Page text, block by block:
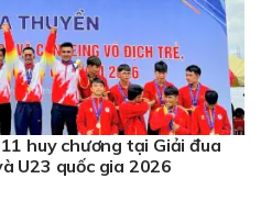
huy chương tại Giải đua
U23 quốc gia 2026